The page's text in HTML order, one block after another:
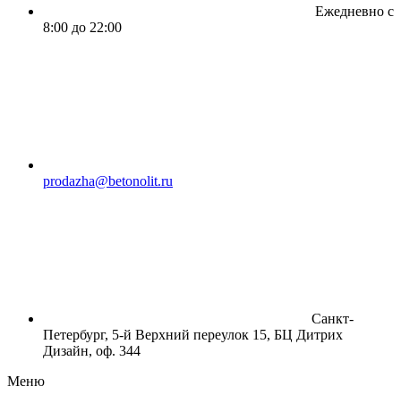
Ежедневно с
8:00 до 22:00
prodazha@betonolit.ru
Санкт-
Петербург, 5-й Верхний переулок 15, БЦ Дитрих
Дизайн, оф. 344
Меню